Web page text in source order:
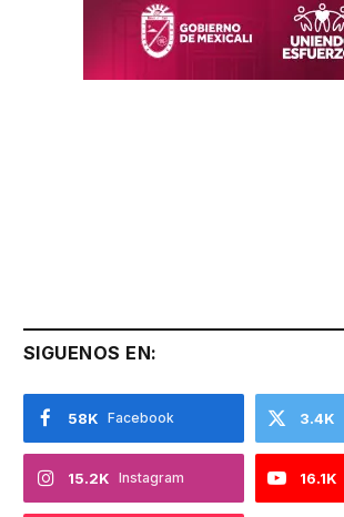
SIGUENOS EN:
Facebook
58K 3.4K
Instagram
15.2K 16.1K